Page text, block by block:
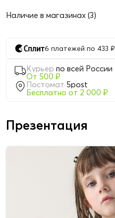
Наличие в магазинах (3)
6 платежей по 433 ₽
Курьер по всей России
От 500 ₽
Постомат 5post
Бесплатно от 2 000 ₽
Презентация